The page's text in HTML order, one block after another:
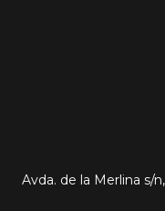
Avda. de la Merlina s/